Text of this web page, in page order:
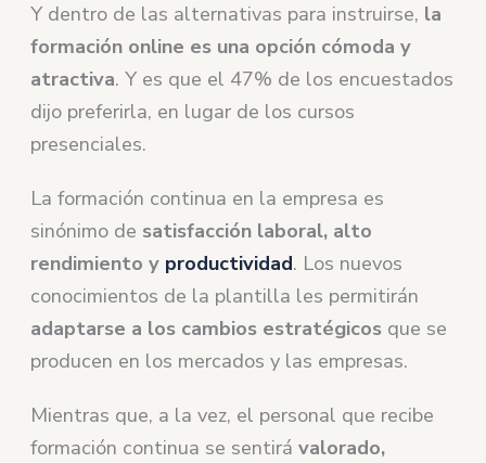
Y dentro de las alternativas para instruirse, la
formación online es una opción cómoda y
atractiva. Y es que el 47% de los encuestados
dijo preferirla, en lugar de los cursos
presenciales.
La formación continua en la empresa es
sinónimo de satisfacción laboral, alto
rendimiento y productividad. Los nuevos
conocimientos de la plantilla les permitirán
adaptarse a los cambios estratégicos que se
producen en los mercados y las empresas.
Mientras que, a la vez, el personal que recibe
formación continua se sentirávalorado,